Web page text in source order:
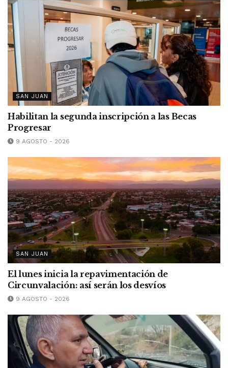
SAN JUAN
Habilitan la segunda inscripción a las Becas
Progresar
9 AGOSTO - 2026
SAN JUAN
El lunes inicia la repavimentación de
Circunvalación: así serán los desvíos
9 AGOSTO - 2026